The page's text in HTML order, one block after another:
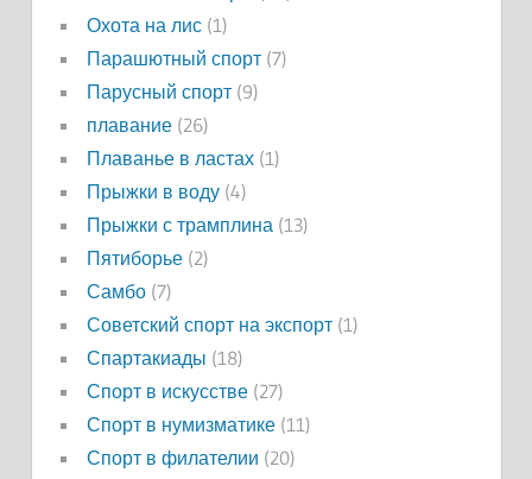
Охота на лис(1)
Парашютный спорт(7)
Парусный спорт(9)
плавание(26)
Плаванье в ластах(1)
Прыжки в воду(4)
Прыжки с трамплина (13)
Пятиборье(2)
Самбо(7)
Советский спорт на экспорт(1)
Спартакиады (18)
Спорт в искусстве(27)
Спорт в нумизматике(11)
Спорт в филателии (20)